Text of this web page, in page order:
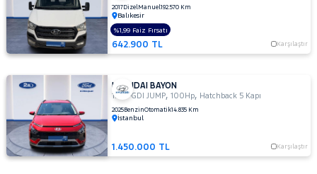
2017DizelManuel192.570 Km
Balıkesir
642.900 TL Karşılaştır
%1,99 Faiz Fırsatı
HYUNDAI BAYON
1.0 T-GDI JUMP,100Hp, Hatchback 5 Kapı
2025BenzinOtomatik14.835 Km
İstanbul
1.450.000 TL Karşılaştır